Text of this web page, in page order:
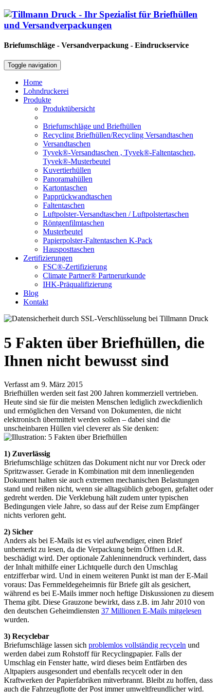
Briefumschläge - Versandverpackung - Eindruckservice
Toggle navigation
Home
Lohndruckerei
Produkte
Produktübersicht
Briefumschläge und Briefhüllen
Recycling Briefhüllen/Recycling Versandtaschen
Versandtaschen
Tyvek®-Versandtaschen , Tyvek®-Faltentaschen,
Tyvek®-Musterbeutel
Kuvertierhüllen
Panoramahüllen
Kartontaschen
Papprückwandtaschen
Faltentaschen
Luftpolster-Versandtaschen / Luftpolstertaschen
Röntgenfilmtaschen
Musterbeutel
Papierpolster-Faltentaschen K-Pack
Hausposttaschen
Zertifizierungen
FSC®-Zertifizierung
Climate Partner® Partnerurkunde
IHK-Präqualifizierung
Blog
Kontakt
5 Fakten über Briefhüllen, die
Ihnen nicht bewusst sind
Verfasst am 9. März 2015
Briefhüllen werden seit fast 200 Jahren kommerziell vertrieben.
Heute sind sie für die meisten Menschen lediglich zweckdienlich
und ermöglichen den Versand von Dokumenten, die nicht
elektronisch übermittelt werden sollen – dabei sind die
unscheinbaren Hüllen viel cleverer als Sie denken:
1) Zuverlässig
Briefumschläge schützen das Dokument nicht nur vor Dreck oder
Spritzwasser. Gerade in Kombination mit dem innenliegenden
Dokument halten sie auch extremen mechanischen Belastungen
stand und reißen nicht, wenn sie alltagsüblich gebogen, gefaltet oder
gedreht werden. Die Verklebung hält zudem unter typischen
Bedingungen viele Jahre, so dass auf der Reise zum Empfänger
nichts verloren geht.
2) Sicher
Anders als bei E-Mails ist es viel aufwendiger, einen Brief
unbemerkt zu lesen, da die Verpackung beim Öffnen i.d.R.
beschädigt wird. Der optionale Zahleninnendruck verhindert, dass
der Inhalt mithilfe einer Lichtquelle durch den Umschlag
entzifferbar wird. Und in einem weiteren Punkt ist man der E-Mail
voraus: Das Fernmeldegeheimnis für Briefe gilt als gesichert,
während es bei E-Mails immer noch heftige Diskussionen zu diesem
Thema gibt. Diese Grauzone bewirkt, dass z.B. im Jahr 2010 von
den deutschen Geheimdiensten 37 Millionen E-Mails mitgelesen
wurden.
3) Recyclebar
Briefumschläge lassen sich problemlos vollständig recyceln und
werden dabei zum Rohstoff für Recyclingpapier. Falls der
Umschlag ein Fenster hatte, wird dieses beim Entfärben des
Altpapiers ausgesondert und ebenfalls recycelt oder in den
Kraftwerken der Papierfabriken mitverbrannt. Bleibt zu hoffen, dass
auch die Fahrzeugflotte der Post immer umweltfreundlicher wird.